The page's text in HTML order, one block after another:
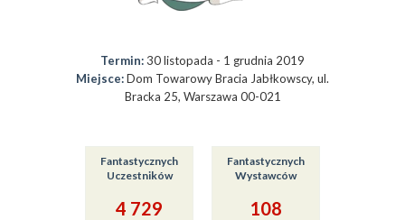
Termin:30 listopada - 1 grudnia 2019
Miejsce:Dom Towarowy Bracia Jabłkowscy, ul.
Bracka 25, Warszawa 00-021
Fantastycznych
Uczestników
4 729
Fantastycznych
Wystawców
108